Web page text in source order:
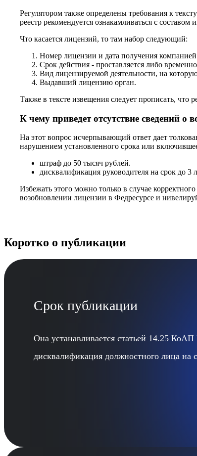
Регулятором также определены требования к
реестр рекомендуется ознакамливаться с
Что касается лицензий, то там набор следующий:
Номер лицензии и дата получения
Срок действия - проставляется либо
Вид лицензируемой деятельности, на
Выдавший лицензию орган.
Также в тексте извещения следует прописать, что
К чему приведет отсутствие сведений о
На этот вопрос исчерпывающий ответ дает
нарушением установленного срока или
штраф до 50 тысяч рублей.
дисквалификация руководителя на срок до 3
Избежать этого можно только в случае
возобновлении лицензии в Федресурсе и
Коротко о публикации
Срок публикации
Она устанавливается статьей 14.25
дисквалификация должностного лица на